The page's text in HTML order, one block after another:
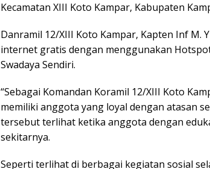
Kecamatan XIII Koto Kampar, Kabupaten
Danramil 12/XIII Koto Kampar, Kapten Inf M.
internet gratis dengan menggunakan
Swadaya Sendiri.
“Sebagai Komandan Koramil 12/XIII Koto
memiliki anggota yang loyal dengan atasan
tersebut terlihat ketika anggota dengan
sekitarnya.
Seperti terlihat di berbagai kegiatan sosial